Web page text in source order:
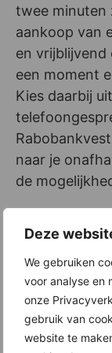
Deze
We gebruiken
voor analyse en
onze
gebruik van
website te
twee minuten
aankoop van
en
een moment
Kies daarbij
naar je
de
neem je mee?
Of je nu naar
afspraak
een recente
je